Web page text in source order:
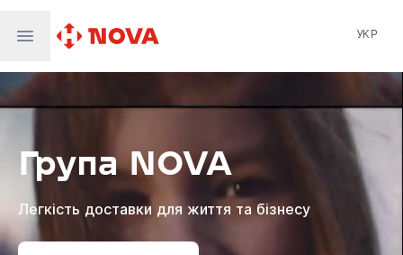
Nova Global
Nova Digital
Supernova Airlines
УКР
Група NOVA
Легкість доставки для життя та бізнесу